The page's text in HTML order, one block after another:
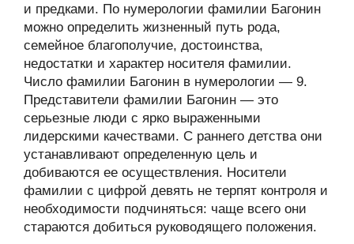
и предками. По нумерологии фамилии Багонин
можно определить жизненный путь рода,
семейное благополучие, достоинства,
недостатки и характер носителя фамилии.
Число фамилии Багонин в нумерологии — 9.
Представители фамилии Багонин — это
серьезные люди с ярко выраженными
лидерскими качествами. С раннего детства они
устанавливают определенную цель и
добиваются ее осуществления. Носители
фамилии с цифрой девять не терпят контроля и
необходимости подчиняться: чаще всего они
стараются добиться руководящего положения.